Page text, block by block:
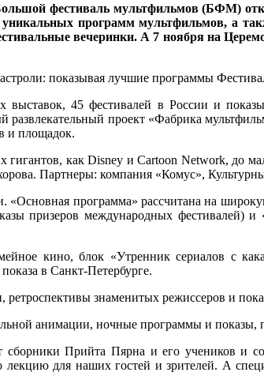
фестиваль мультфильмов (БФМ)
программ мультфильмов, а
вечеринки. А 7 ноября на
показывая лучшие программы
45 фестивалей в России и
развлекательный проект «Фабрика
и площадок.
как Disney и Cartoon Network, до
Партнеры: компания «Комус»,
программа» рассчитана на
призеров международных фестивалей)
кино, блок «Утренник сериалов с
в Санкт-Петербурге.
знаменитых режиссеров и
анимации, ночные программы и
Прийта Пярна и его учеников и
лекцию для наших гостей и зрителей. А